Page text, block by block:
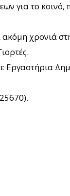
για το κοινό,
χρονιά
Εργαστήρια